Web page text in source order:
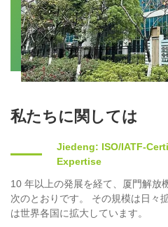
私たちに関しては
Jiedeng: ISO/IATF-
Expertise
10 年以上の発展を経て、厦門解放
次のとおりです。 その規模は日々
は世界各国に拡大しています。